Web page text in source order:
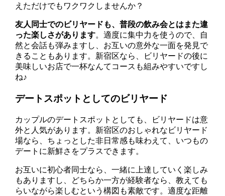
えただけでもワクワクしませんか？
友人同士でのビリヤードも、普段の飲み会とはまた違
った楽しさがあります。適度に集中力を使うので、自
然と会話も弾みますし、お互いの意外な一面を発見で
きることもあります。新宿区なら、ビリヤードの後に
美味しいお店で一杯なんてコースも組みやすいですし
ね♪
デートスポットとしてのビリヤード
カップルのデートスポットとしても、ビリヤードは意
外と人気があります。新宿区のおしゃれなビリヤード
場なら、ちょっとした非日常感も味わえて、いつもの
デートに新鮮さをプラスできます。
お互いに初心者同士なら、一緒に上達していく楽しみ
もありますし、どちらか一方が経験者なら、教えても
らいながら楽しむという構図も素敵です。適度な距離